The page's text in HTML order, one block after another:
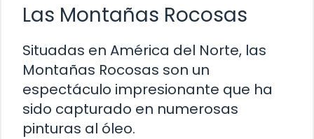
Las Montañas Rocosas
Situadas en América del Norte, las
Montañas Rocosas son un
espectáculo impresionante que ha
sido capturado en numerosas
pinturas al óleo.